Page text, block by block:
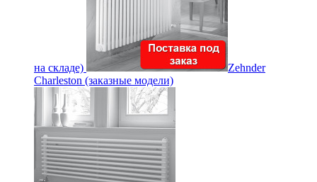
на складе)
Zehnder
Charleston (заказные модели)